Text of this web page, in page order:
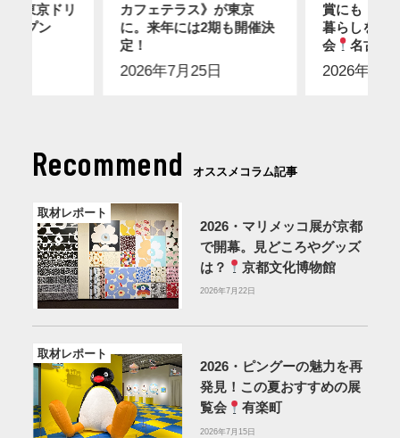
に東京ドリ
ープン
カフェテラス》が東京
に。来年には2期も開催決
定！
2026年7月25日
賞にも！ス
暮らしを感
会
名古屋
2026年7月
Recommend オススメコラム記事
取材レポート
2026・マリメッコ展が京都
で開幕。見どころやグッズ
は？
京都文化博物館
2026年7月22日
取材レポート
2026・ピングーの魅力を再
発見！この夏おすすめの展
覧会
有楽町
2026年7月15日